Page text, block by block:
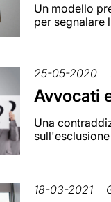
Un modello
per segnalare
25-05-2020
Avvocati
Una
18-03-2021